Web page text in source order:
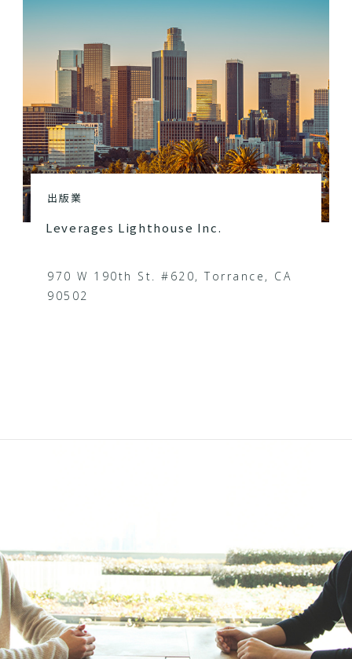
出版業
Leverages Lighthouse Inc.
970 W 190th St. #620, Torrance, CA
90502